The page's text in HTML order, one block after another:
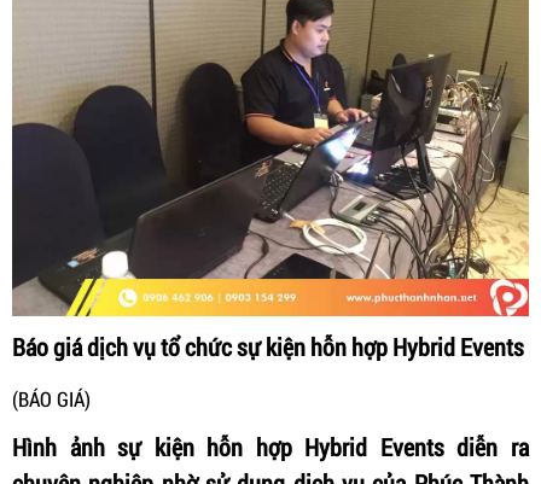
Báo giá dịch vụ tổ chức sự kiện hỗn hợp Hybrid Events
(BÁO GIÁ)
Hình ảnh sự kiện hỗn hợp Hybrid Events diễn ra